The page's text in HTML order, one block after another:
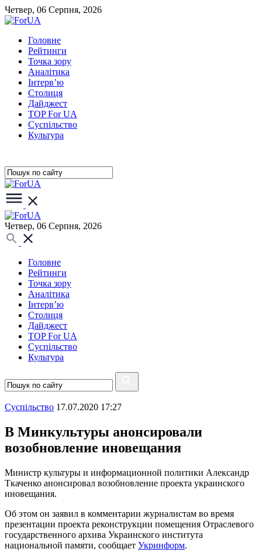
Четвер, 06 Серпня, 2026
Головне
Рейтинги
Точка зору
Аналітика
Інтерв’ю
Столиця
Дайджест
TOP For UA
Суспiльство
Культура
Четвер, 06 Серпня, 2026
Головне
Рейтинги
Точка зору
Аналітика
Інтерв’ю
Столиця
Дайджест
TOP For UA
Суспiльство
Культура
Суспiльство 17.07.2020 17:27
В Минкультуры анонсировали
возобновление иновещания
Министр культуры и информационной политики Александр
Ткаченко анонсировал возобновление проекта украинского
иновещания.
Об этом он заявил в комментарии журналистам во время
презентации проекта реконструкции помещения Отраслевого
государственного архива Украинского института
национальной памяти, сообщает Укринформ.